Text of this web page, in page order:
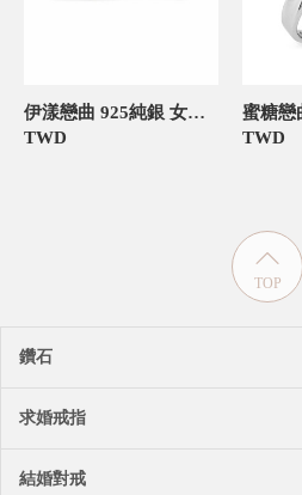
伊漾戀曲 925純銀 女款定情對戒
TWD
TWD
TOP
鑽石
求婚戒指
結婚對戒